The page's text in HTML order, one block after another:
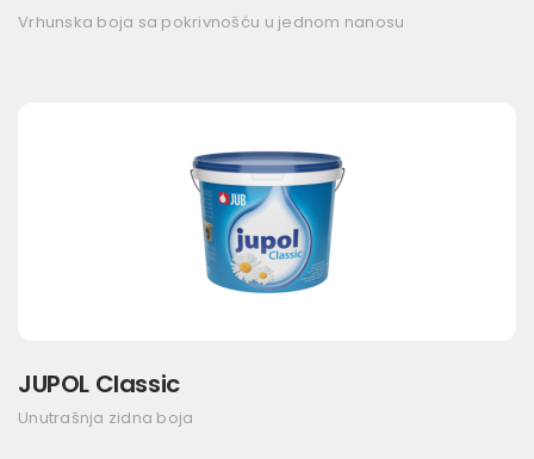
Vrhunska boja sa pokrivnošću u jednom nanosu
JUPOL Classic
Unutrašnja zidna boja